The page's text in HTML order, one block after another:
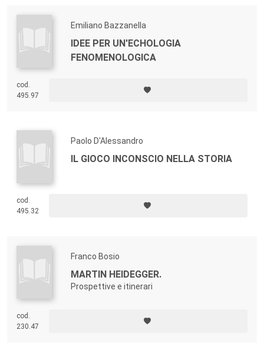
Emiliano Bazzanella
IDEE PER UN'ECHOLOGIA
FENOMENOLOGICA
cod.
495.97
Paolo D'Alessandro
IL GIOCO INCONSCIO NELLA STORIA
cod.
495.32
Franco Bosio
MARTIN HEIDEGGER.
Prospettive e itinerari
cod.
230.47